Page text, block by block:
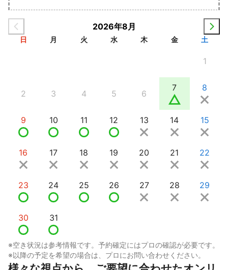
2026年8月
日 月 火 水 木 金 土
1
2 3 4 5 6
7 8
9 10 11 12 13 14 15
16 17 18 19 20 21 22
23 24 25 26 27 28 29
30 31
※空き状況は参考情報です。予約確定にはプロの確認が必要です。
※以降の予定を希望の場合は、プロにお問い合わせください。